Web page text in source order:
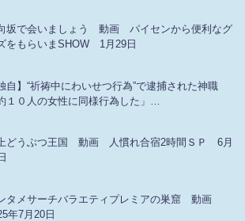
坂で会いましょう 動画 パイセンから便利なグ
をもらいまSHOW 1月29日
自】“祈祷中にわいせつ行為”で逮捕された神職
１０人の女性に同様行為した」
、この神職が約１０人の女性に同様のわいせつ行
していた疑いがあることがわかりました
どうぶつ王国 動画 人慣れ合宿2時間ＳＰ 6月
タメサーチバラエティプレミアの巣窟 動画
年7月20日